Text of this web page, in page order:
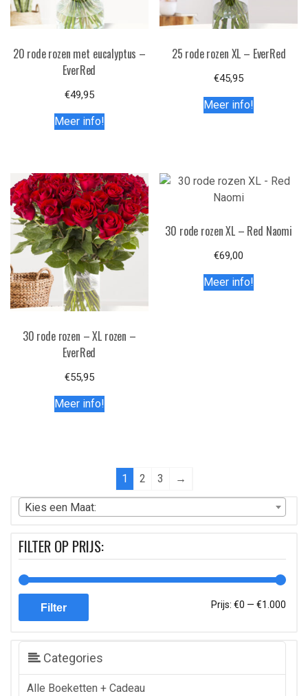
20 rode rozen met eucalyptus –
EverRed
€49,95
Meer info!
25 rode rozen XL – EverRed
€45,95
Meer info!
30 rode rozen – XL rozen –
EverRed
€55,95
Meer info!
30 rode rozen XL – Red Naomi
€69,00
Meer info!
1 2 3 →
Kies een Maat:
FILTER OP PRIJS:
Filter Prijs: €0 — €1.000
Categories
Alle Boeketten + Cadeau